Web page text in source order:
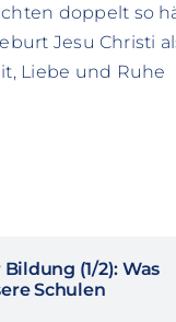
doppelt so
Jesu Christi
Liebe und Ruhe
(1/2): Was
Schulen